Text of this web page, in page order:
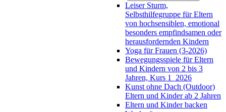
Leiser Sturm,
Selbsthilfegruppe für Eltern
von hochsensiblen, emotional
besonders empfindsamen oder
herausfordernden Kindern
Yoga für Frauen (3-2026)
Bewegungsspiele für Eltern
und Kindern von 2 bis 3
Jahren, Kurs 1_2026
Kunst ohne Dach (Outdoor)
Eltern und Kinder ab 2 Jahren
Eltern und Kinder backen